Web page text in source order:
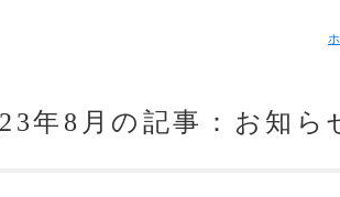
年8月の記事：お知ら